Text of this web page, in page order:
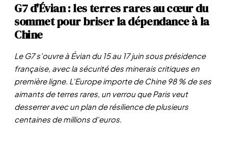
G7 d'Évian : les terres rares au cœur du
sommet pour briser la dépendance à la
Chine
Le G7 s'ouvre à Évian du 15 au 17 juin sous présidence
française, avec la sécurité des minerais critiques en
première ligne. L'Europe importe de Chine 98 % de ses
aimants de terres rares, un verrou que Paris veut
desserrer avec un plan de résilience de plusieurs
centaines de millions d'euros.